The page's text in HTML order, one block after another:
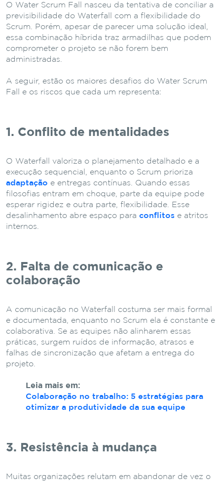
O Water Scrum Fall nasceu da tentativa de conciliar a
previsibilidade do Waterfall com a flexibilidade do
Scrum. Porém, apesar de parecer uma solução ideal,
essa combinação híbrida traz armadilhas que podem
comprometer o projeto se não forem bem
administradas.
A seguir, estão os maiores desafios do Water Scrum
Fall e os riscos que cada um representa:
1. Conflito de mentalidades
O Waterfall valoriza o planejamento detalhado e a
execução sequencial, enquanto o Scrum prioriza
adaptação e entregas contínuas. Quando essas
filosofias entram em choque, parte da equipe pode
esperar rigidez e outra parte, flexibilidade. Esse
desalinhamento abre espaço para conflitos e atritos
internos.
2. Falta de comunicação e
colaboração
A comunicação no Waterfall costuma ser mais formal
e documentada, enquanto no Scrum ela é constante e
colaborativa. Se as equipes não alinharem essas
práticas, surgem ruídos de informação, atrasos e
falhas de sincronização que afetam a entrega do
projeto.
Leia mais em:
Colaboração no trabalho: 5 estratégias para
otimizar a produtividade da sua equipe
3. Resistência à mudança
Muitas organizações relutam em abandonar de vez o